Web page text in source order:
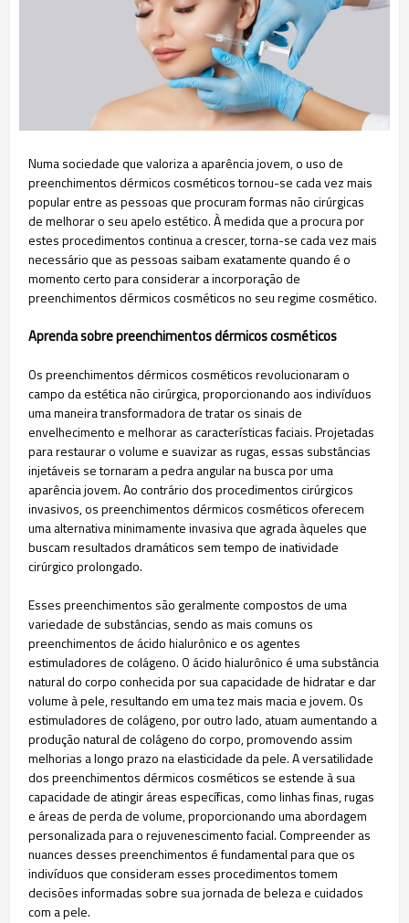
Numa sociedade que valoriza a aparência jovem, o uso de
preenchimentos dérmicos cosméticos tornou-se cada vez mais
popular entre as pessoas que procuram formas não cirúrgicas
de melhorar o seu apelo estético. À medida que a procura por
estes procedimentos continua a crescer, torna-se cada vez mais
necessário que as pessoas saibam exatamente quando é o
momento certo para considerar a incorporação de
preenchimentos dérmicos cosméticos no seu regime cosmético.
Aprenda sobre preenchimentos dérmicos cosméticos
Os preenchimentos dérmicos cosméticos revolucionaram o
campo da estética não cirúrgica, proporcionando aos indivíduos
uma maneira transformadora de tratar os sinais de
envelhecimento e melhorar as características faciais. Projetadas
para restaurar o volume e suavizar as rugas, essas substâncias
injetáveis ​​se tornaram a pedra angular na busca por uma
aparência jovem. Ao contrário dos procedimentos cirúrgicos
invasivos, os preenchimentos dérmicos cosméticos oferecem
uma alternativa minimamente invasiva que agrada àqueles que
buscam resultados dramáticos sem tempo de inatividade
cirúrgico prolongado.
Esses preenchimentos são geralmente compostos de uma
variedade de substâncias, sendo as mais comuns os
preenchimentos de ácido hialurônico e os agentes
estimuladores de colágeno. O ácido hialurônico é uma substância
natural do corpo conhecida por sua capacidade de hidratar e dar
volume à pele, resultando em uma tez mais macia e jovem. Os
estimuladores de colágeno, por outro lado, atuam aumentando a
produção natural de colágeno do corpo, promovendo assim
melhorias a longo prazo na elasticidade da pele. A versatilidade
dos preenchimentos dérmicos cosméticos se estende à sua
capacidade de atingir áreas específicas, como linhas finas, rugas
e áreas de perda de volume, proporcionando uma abordagem
personalizada para o rejuvenescimento facial. Compreender as
nuances desses preenchimentos é fundamental para que os
indivíduos que consideram esses procedimentos tomem
decisões informadas sobre sua jornada de beleza e cuidados
com a pele.